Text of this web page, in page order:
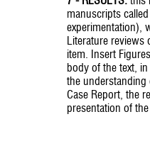
manuscripts
experimentation),
Literature reviews
item. Insert
body of the text,
the
Case Report, the
presentation of